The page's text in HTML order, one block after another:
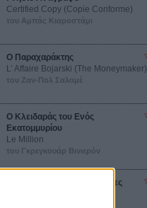
Certified Copy (Copie Conforme)
του Αμπάς Κιαροστάμι
Ο Παραχαράκτης
L’ Affaire Bojarski (The Moneymaker)
του Ζαν-Πολ Σαλομέ
Ο Κλειδαράς του Ενός
Εκατομμυρίου
Le Million
του Γκρεγκουάρ Βινιερόν
Αυτό που Ξέρουν οι Γυναίκες